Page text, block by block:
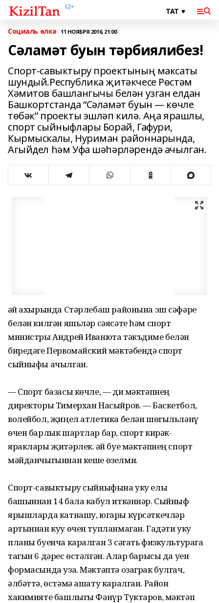
Социаль өлкә 11 НОЯБРЯ 2016, 21:00
Сәламәт буын тәрбиялибез!
Спорт-савыктыру проектының максаты
шундый.Республика җитәкчесе Рөстәм
Хәмитов башлангычы белән узган елдан
Башкортстанда “Сәламәт буын — көчле
төбәк” проекты эшләп килә. Аңа ярашлы,
спорт сыйныфлары Борай, Гафури,
Кырмыскалы, Нуриман районнарында,
Агыйдел һәм Уфа шәһәрләрендә ачылган.
Җәй ахырында Стәрлебаш районына эш сәфәре
белән килгән яшьләр сәясәте һәм спорт
министры Андрей Иванюта тәкъдиме белән
биредәге Первомайский мәктәбендә спорт
сыйныфы ачылган.
— Спорт базасы көчле, — ди мәктәпнең
директоры Тимерхан Насыйров. — Баскетбол,
волейбол, җиңел атлетика белән шөгыльләнү
өчен барлык шартлар бар, спорт кирәк-
яраклары җитәрлек. Җәй буе мәктәпнең спорт
мәйданчыгыннан кеше өзелми.
Спорт-савыктыру сыйныфына уку елы
башыннан 14 бала кабул иткәннәр. Сыйныф
ярышларда катнашу, югары күрсәткечләр
артыннан куу өчен тупланмаган. Гадәти уку
планы буенча каралган 3 сәгать физкультурага
тагын 6 дәрес өстәлгән. Алар барысы да уен
формасында уза. Мәктәптә озаграк булгач,
әлбәттә, өстәмә ашату каралган. Район
хакимияте башлыгы Фәнүр Туктаров, мәктәп